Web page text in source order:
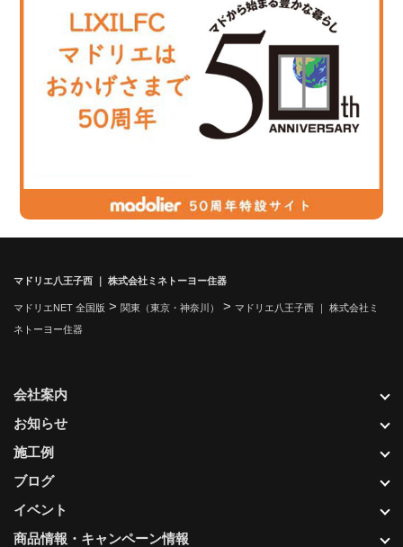
マドリエ八王子西 ｜ 株式会社ミネトーヨー住器
マドリエNET 全国版 > 関東（東京・神奈川） > マドリエ八王子西 ｜ 株式会社ミ
ネトーヨー住器
会社案内
お知らせ
施工例
ブログ
イベント
商品情報・キャンペーン情報